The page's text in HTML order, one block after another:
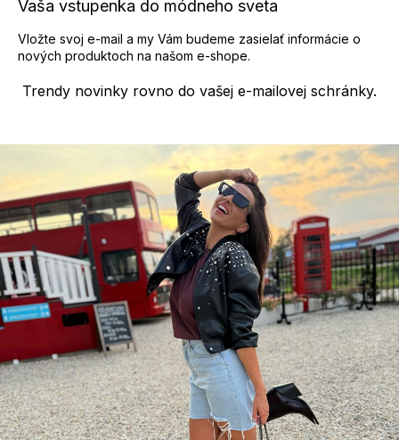
v
p
i
u
Trendy novinky rovno do vašej e-mailovej schránky.
Vaša vstupenka do módneho sveta
Vložte svoj e-mail a my Vám budeme zasielať informácie o
nových produktoch na našom e-shope.